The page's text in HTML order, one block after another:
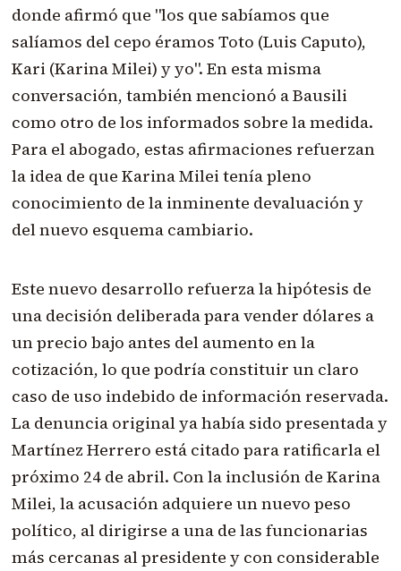
donde afirmó que "los que sabíamos que
salíamos del cepo éramos Toto (Luis Caputo),
Kari (Karina Milei) y yo". En esta misma
conversación, también mencionó a Bausili
como otro de los informados sobre la medida.
Para el abogado, estas afirmaciones refuerzan
la idea de que Karina Milei tenía pleno
conocimiento de la inminente devaluación y
del nuevo esquema cambiario.
Este nuevo desarrollo refuerza la hipótesis de
una decisión deliberada para vender dólares a
un precio bajo antes del aumento en la
cotización, lo que podría constituir un claro
caso de uso indebido de información reservada.
La denuncia original ya había sido presentada y
Martínez Herrero está citado para ratificarla el
próximo 24 de abril. Con la inclusión de Karina
Milei, la acusación adquiere un nuevo peso
político, al dirigirse a una de las funcionarias
más cercanas al presidente y con considerable